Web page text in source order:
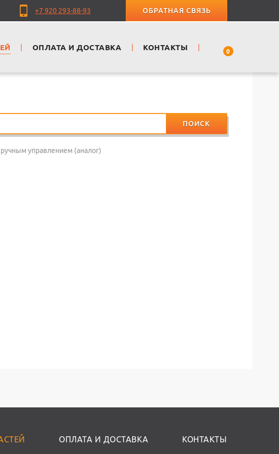
ПОИСК
управлением (аналог)
ОПЛАТА И ДОСТАВКА КОНТАКТЫ
+7 920 293-88-93 ОБРАТНАЯ СВЯЗЬ
ОПЛАТА И ДОСТАВКА КОНТАКТЫ 0